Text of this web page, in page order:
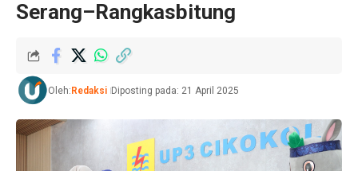
Serang–Rangkasbitung
Oleh: Redaksi Diposting pada: 21 April 2025